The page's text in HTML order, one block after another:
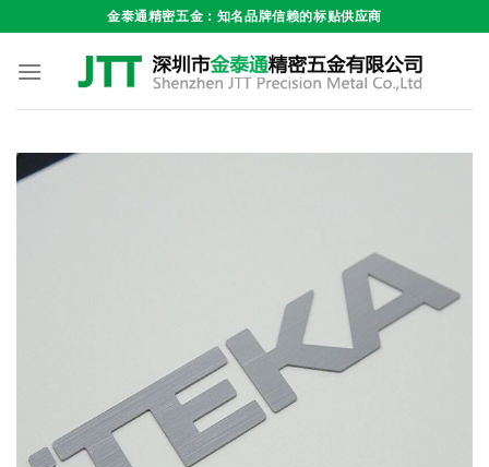
金泰通精密五金：知名品牌信赖的标贴供应商